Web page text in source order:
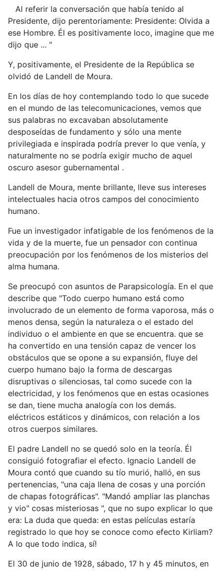
Al referir la conversación que había tenido al
Presidente, dijo perentoriamente: Presidente: Olvida a
ese Hombre. Él es positivamente loco, imagine que me
dijo que ... "
Y, positivamente, el Presidente de la República se
olvidó de Landell de Moura.
En los días de hoy contemplando todo lo que sucede
en el mundo de las telecomunicaciones, vemos que
sus palabras no excavaban absolutamente
desposeídas de fundamento y sólo una mente
privilegiada e inspirada podría prever lo que venía, y
naturalmente no se podría exigir mucho de aquel
oscuro asesor gubernamental .
Landell de Moura, mente brillante, lleve sus intereses
intelectuales hacia otros campos del conocimiento
humano.
Fue un investigador infatigable de los fenómenos de la
vida y de la muerte, fue un pensador con continua
preocupación por los fenómenos de los misterios del
alma humana.
Se preocupó con asuntos de Parapsicología. En el que
describe que "Todo cuerpo humano está como
involucrado de un elemento de forma vaporosa, más o
menos densa, según la naturaleza o el estado del
individuo o el ambiente en que se encuentra. que se
ha convertido en una tensión capaz de vencer los
obstáculos que se opone a su expansión, fluye del
cuerpo humano bajo la forma de descargas
disruptivas o silenciosas, tal como sucede con la
electricidad, y los fenómenos que en estas ocasiones
se dan, tiene mucha analogía con los demás.
eléctricos estáticos y dinámicos, con relación a los
otros cuerpos similares.
El padre Landell no se quedó solo en la teoría. Él
consiguió fotografiar el efecto. Ignacio Landell de
Moura contó que cuando su tío murió, halló, en sus
pertenencias, "una caja llena de cosas y una porción
de chapas fotográficas". "Mandó ampliar las planchas
y vio" cosas misteriosas ", que no supo explicar lo que
era: La duda que queda: en estas películas estaría
registrado lo que hoy se conoce como efecto Kirliam?
A lo que todo indica, sí!
El 30 de junio de 1928, sábado, 17 h y 45 minutos, en